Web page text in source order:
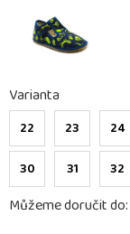
Varianta
22 23 24
30 31 32
Můžeme doručit do: